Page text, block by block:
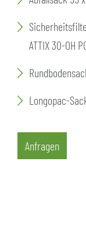
ATTIX 30-OH
Longopac-
Anfragen